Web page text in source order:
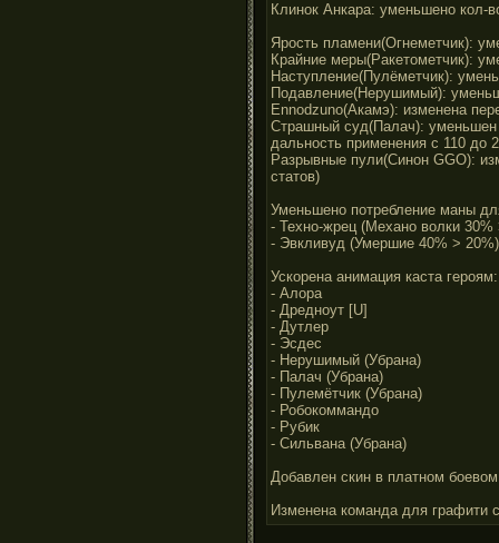
Клинок Анкара: уменьшено кол-
Ярость пламени(Огнеметчик):
Крайние меры(Ракетометчик):
Наступление(Пулёметчик):
Подавление(Нерушимый):
Ennodzuno(Акамэ): изменена
Страшный суд(Палач): уменьшен
дальность применения с 110 до
Разрывные пули(Синон GGO):
статов)
Уменьшено потребление маны
- Техно-жрец (Механо волки
- Эвкливуд (Умершие 40% > 20%)
Ускорена анимация каста героям:
- Алора
- Дредноут [U]
- Дутлер
- Эсдес
- Нерушимый (Убрана)
- Палач (Убрана)
- Пулемётчик (Убрана)
- Робокоммандо
- Рубик
- Сильвана (Убрана)
Добавлен скин в платном
Изменена команда для графити